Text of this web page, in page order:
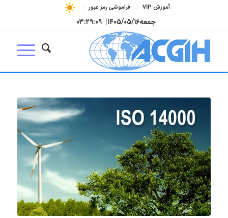
آموزش VIP فراموشی رمز عبور
جمعه۱۴۰۵/۰۵/۱۶| ۰۳:۲۹:۰۹